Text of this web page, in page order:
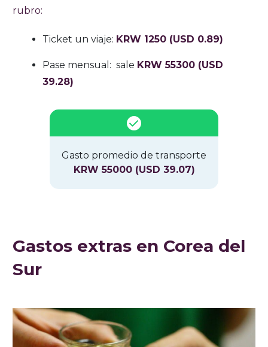
rubro:
Ticket un viaje: KRW 1250 (USD 0.89)
Pase mensual: sale KRW 55300 (USD
39.28)
Gasto promedio de transporte
KRW 55000 (USD 39.07)
Gastos extras en Corea del
Sur